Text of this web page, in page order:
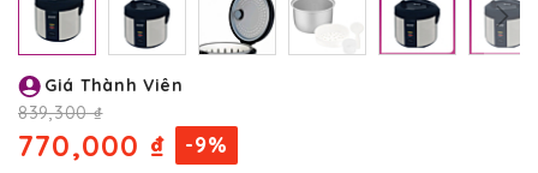
đến
phần
đầu
của
Giá Thành Viên
839,300 ₫
770,000 ₫ -9%